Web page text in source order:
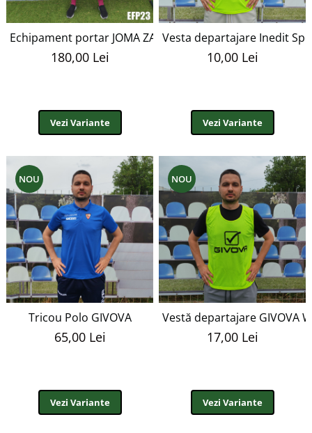
Echipament portar JOMA ZAMORA EFP23
180,00 Lei
Vezi Variante
Vesta departajare Inedit
10,00 Lei
Vezi Variante
NOU
Tricou Polo GIVOVA
65,00 Lei
Vezi Variante
NOU
Vestă departajare GIVOVA
17,00 Lei
Vezi Variante